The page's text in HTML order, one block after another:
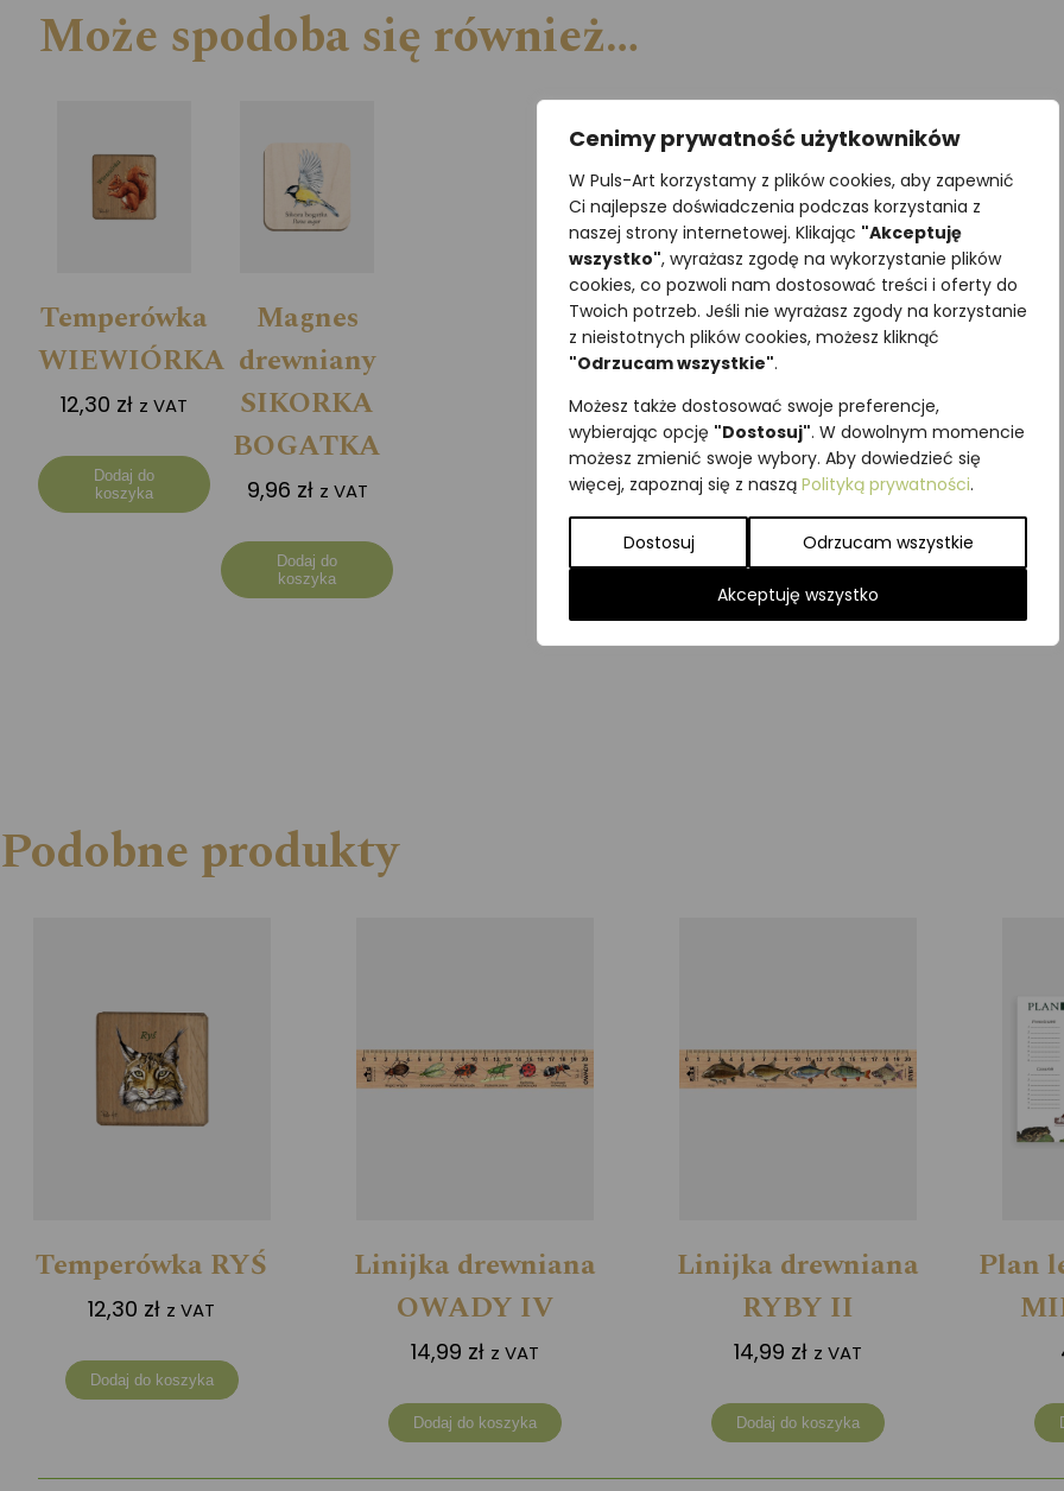
Cenimy prywatność użytkowników
W Puls-Art korzystamy z plików cookies, aby zapewnić
Ci najlepsze doświadczenia podczas korzystania z
naszej strony internetowej. Klikając "Akceptuję
wszystko", wyrażasz zgodę na wykorzystanie plików
cookies, co pozwoli nam dostosować treści i oferty do
Twoich potrzeb. Jeśli nie wyrażasz zgody na korzystanie
z nieistotnych plików cookies, możesz kliknąć
"Odrzucam wszystkie".
Możesz także dostosować swoje preferencje,
wybierając opcję "Dostosuj". W dowolnym momencie
możesz zmienić swoje wybory. Aby dowiedzieć się
więcej, zapoznaj się z naszą Polityką prywatności.
Dostosuj Odrzucam wszystkie
Akceptuję wszystko
Może spodoba się również…
Temperówka
WIEWIÓRKA
12,30 zł z VAT
Dodaj do
koszyka
Magnes
drewniany
SIKORKA
BOGATKA
9,96 zł z VAT
Dodaj do
koszyka
Podobne produkty
Temperówka RYŚ
12,30 zł z VAT
Dodaj do koszyka
Linijka drewniana
OWADY IV
14,99 zł z VAT
Dodaj do koszyka
Linijka drewniana
RYBY II
14,99 zł z VAT
Dodaj do koszyka
Plan